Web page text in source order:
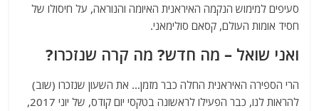
סעיפים למימוש הנקמה האיראנית האיומה והנוראה, על חיסולו של
חסיד אומות העולם, קסאם סולימאני.
ואני שואל – מה חדש? מה קרה שנזכרו?
הרי הספירה האיראנית החלה כבר מזמן… את השעון שנזכרו (שוב)
להראות לנו, כבר הפעילו לראשונה בטקסי יום קודס, של יוני 2017,